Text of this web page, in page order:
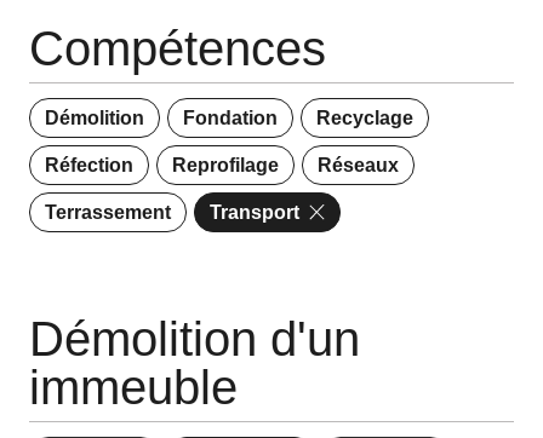
Contact
Compétences
Démolition Fondation Recyclage
Réfection Reprofilage Réseaux
Terrassement Transport
Démolition d'un
immeuble